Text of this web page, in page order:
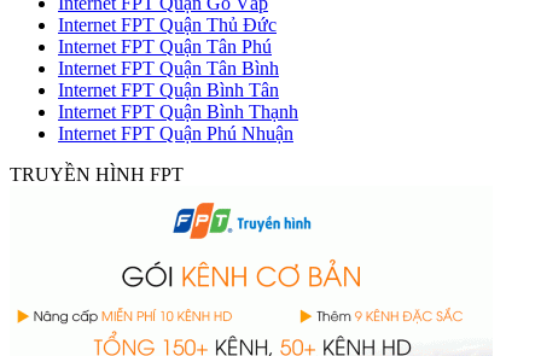
Internet FPT Quận Thủ Đức
Internet FPT Quận Tân Phú
Internet FPT Quận Tân Bình
Internet FPT Quận Bình Tân
Internet FPT Quận Bình Thạnh
Internet FPT Quận Phú Nhuận
TRUYỀN HÌNH FPT